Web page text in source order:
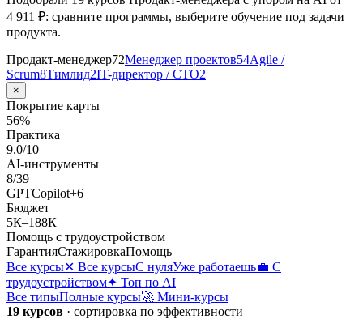
4 911 ₽: сравните программы, выберите обучение под задачи
продукта.
Продакт-менеджер72Менеджер проектов54Agile /
Scrum8Тимлид2IT-директор / CTO2
×
Покрытие карты
56%
Практика
9.0/10
AI-инструменты
8/39
GPTCopilot+6
Бюджет
5К–188К
Помощь с трудоустройством
ГарантияСтажировкаПомощь
Все курсы✕ Все курсыС нуляУже работаешь💼 С
трудоустройством✦ Топ по AI
Все типыПолные курсы🚀 Мини-курсы
19 курсов · сортировка по эффективности